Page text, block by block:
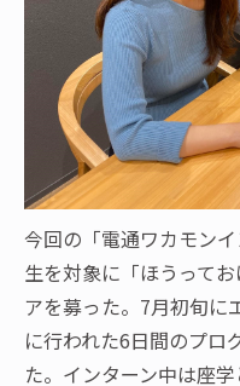
今回の「電通ワカモン
生を対象に「ほうって
アを募った。7月初旬に
に行われた6日間のプロ
た。インターン中は座